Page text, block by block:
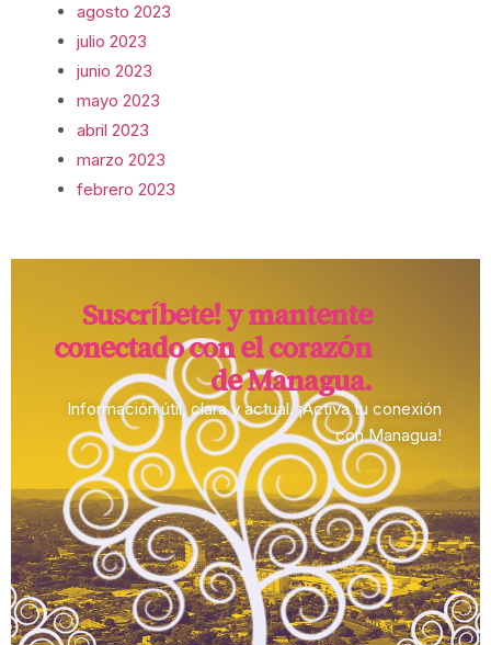
agosto 2023
julio 2023
junio 2023
mayo 2023
abril 2023
marzo 2023
febrero 2023
Suscríbete! y mantente
conectado con el corazón
de Managua.​
Información útil, clara y actual. ¡Activa tu conexión
con Managua!